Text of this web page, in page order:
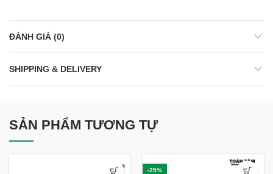
ĐÁNH GIÁ (0)
SHIPPING & DELIVERY
SẢN PHẨM TƯƠNG TỰ
-25%